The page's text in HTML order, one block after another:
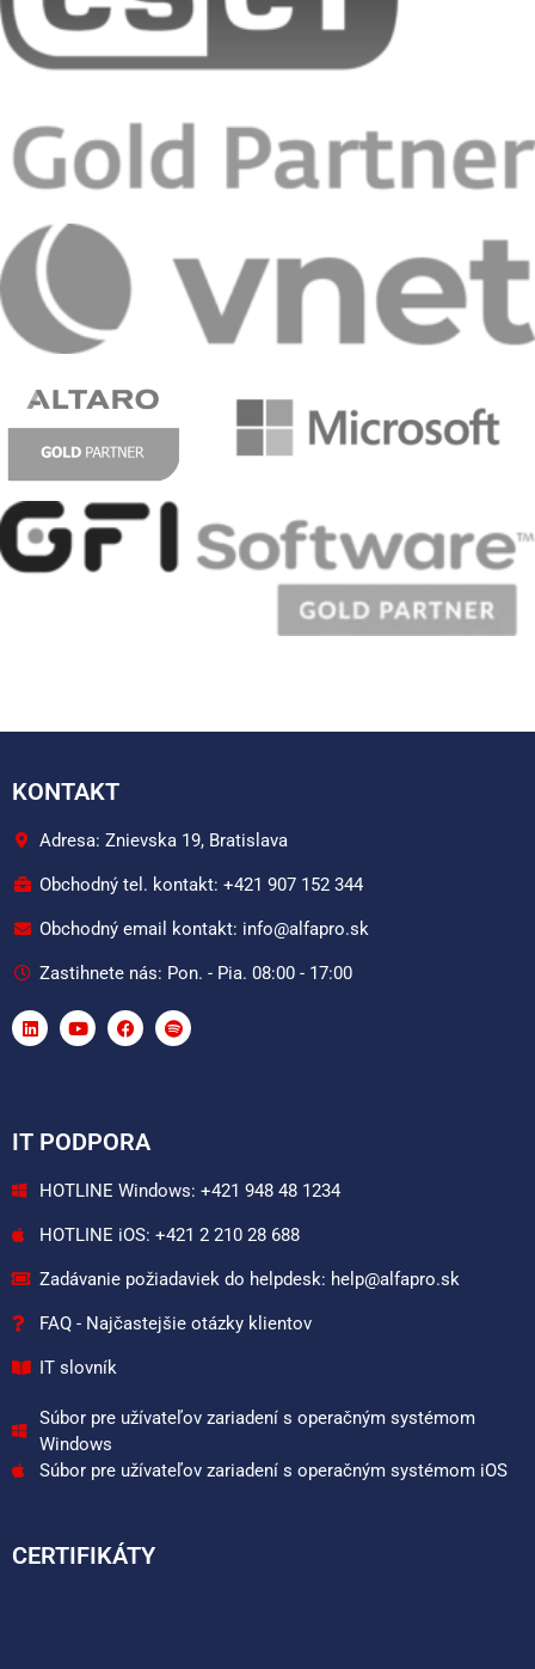
KONTAKT
Adresa: Znievska 19, Bratislava
Obchodný tel. kontakt: +421 907 152 344
Obchodný email kontakt: info@alfapro.sk
Zastihnete nás: Pon. - Pia. 08:00 - 17:00
IT PODPORA
HOTLINE Windows: +421 948 48 1234
HOTLINE iOS: +421 2 210 28 688
Zadávanie požiadaviek do helpdesk: help@alfapro.sk
FAQ - Najčastejšie otázky klientov
IT slovník
Súbor pre užívateľov zariadení s operačným systémom
Windows
Súbor pre užívateľov zariadení s operačným systémom iOS
CERTIFIKÁTY